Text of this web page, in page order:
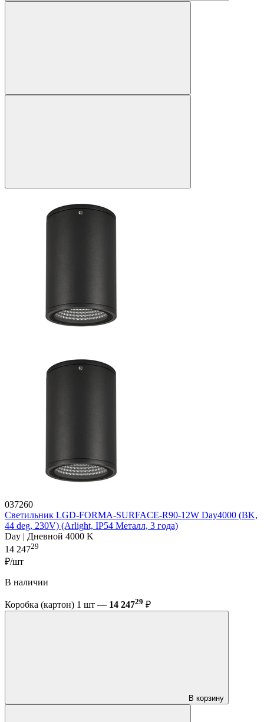
037260
Светильник LGD-FORMA-SURFACE-R90-12W Day4000 (BK,
44 deg, 230V) (Arlight, IP54 Металл, 3 года)
Day | Дневной 4000 K
14 24729
₽/шт
В наличии
Коробка (картон) 1 шт — 14 24729 ₽
В корзину